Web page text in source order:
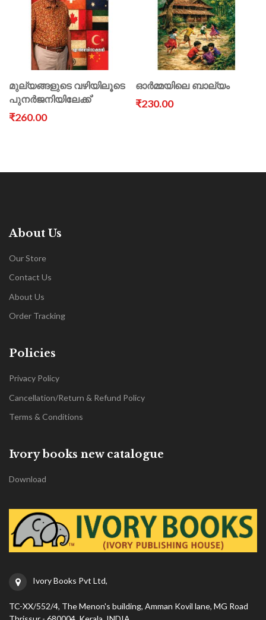
മുല്യങ്ങളുടെ വഴിയിലൂടെ
പുനർജനിയിലേക്ക്’
₹260.00
ഓർമ്മയിലെ ബാല്യം
₹230.00
About Us
Our Store
Contact Us
About Us
Order Tracking
Policies
Privacy Policy
Cancellation/Return & Refund Policy
Terms & Conditions
Ivory books new catalogue
Download
Ivory Books Pvt Ltd,
TC-XX/552/4, The Menon's building, Amman Kovil lane, MG Road